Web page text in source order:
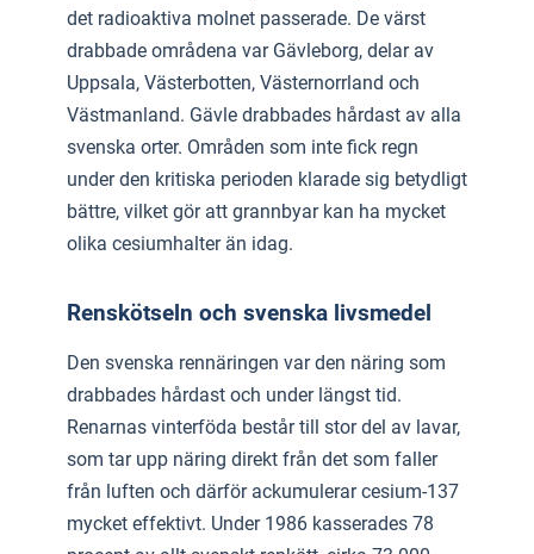
det radioaktiva molnet passerade. De värst
drabbade områdena var Gävleborg, delar av
Uppsala, Västerbotten, Västernorrland och
Västmanland. Gävle drabbades hårdast av alla
svenska orter. Områden som inte fick regn
under den kritiska perioden klarade sig betydligt
bättre, vilket gör att grannbyar kan ha mycket
olika cesiumhalter än idag.
Renskötseln och svenska livsmedel
Den svenska rennäringen var den näring som
drabbades hårdast och under längst tid.
Renarnas vinterföda består till stor del av lavar,
som tar upp näring direkt från det som faller
från luften och därför ackumulerar cesium-137
mycket effektivt. Under 1986 kasserades 78